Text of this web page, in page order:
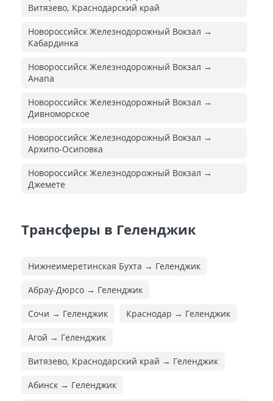
Витязево, Краснодарский край
Новороссийск Железнодорожный Вокзал →
Кабардинка
Новороссийск Железнодорожный Вокзал →
Анапа
Новороссийск Железнодорожный Вокзал →
Дивноморское
Новороссийск Железнодорожный Вокзал →
Архипо-Осиповка
Новороссийск Железнодорожный Вокзал →
Джемете
Трансферы в Геленджик
Нижнеимеретинская Бухта → Геленджик
Абрау-Дюрсо → Геленджик
Сочи → Геленджик Краснодар → Геленджик
Агой → Геленджик
Витязево, Краснодарский край → Геленджик
Абинск → Геленджик